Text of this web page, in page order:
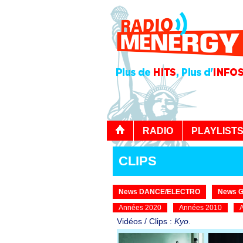
RADIO PLAYLISTS
CLIPS
News DANCE/ELECTRO News
Années 2020
Années 2010
Vidéos / Clips : Kyo